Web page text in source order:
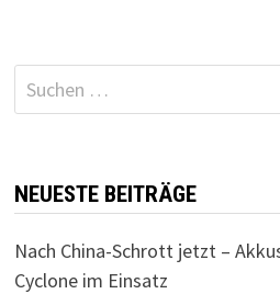
Suchen
nach:
NEUESTE BEITRÄGE
Nach China-Schrott jetzt –
Cyclone im Einsatz